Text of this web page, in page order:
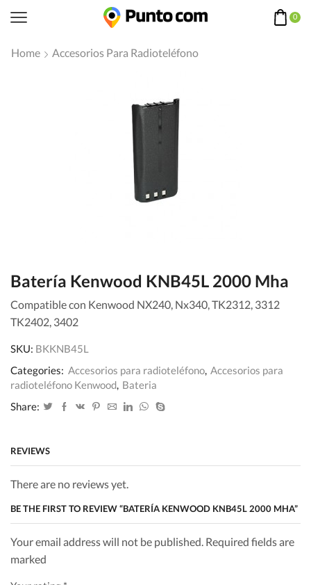
0
Home Accesorios Para Radioteléfono
Batería Kenwood KNB45L 2000 Mha
Compatible con Kenwood NX240, Nx340, TK2312, 3312
TK2402, 3402
SKU: BKKNB45L
Categories: Accesorios para radioteléfono, Accesorios para
radioteléfono Kenwood, Bateria
Share:
REVIEWS
There are no reviews yet.
BE THE FIRST TO REVIEW “BATERÍA KENWOOD KNB45L 2000 MHA”
Your email address will not be published. Required fields are
marked